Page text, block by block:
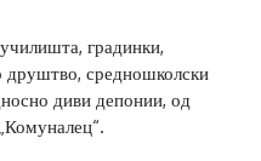
градинки,
друштво, средношколски
диви депонии, од